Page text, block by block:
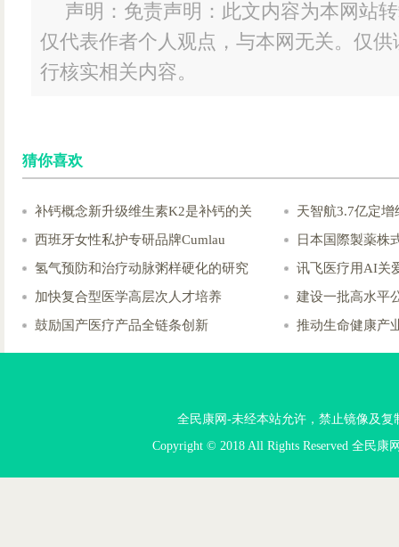
声明：免责声明：此文内容为本网站
仅代表作者个人观点，与本网无关。仅
行核实相关内容。
猜你喜欢
补钙概念新升级维生素K2是补钙的关
天智航3.7亿定
西班牙女性私护专研品牌Cumlau
日本国際製薬株
氢气预防和治疗动脉粥样硬化的研究
讯飞医疗用AI关
加快复合型医学高层次人才培养
建设一批高水平
鼓励国产医疗产品全链条创新
推动生命健康产
全民康网-未经本站允许，禁止镜像及复
Copyright © 2018 All Rights Reserved 全民康